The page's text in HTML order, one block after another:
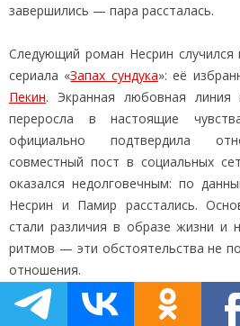
завершились — пара рассталась.
Следующий роман Несрин
сериала «Запах сундука»: её
Пекин. Экранная любовная
переросла в настоящие
официально подтвердила
совместный пост в социальных
оказался недолговечным: по
Несрин и Памир расстались.
стали различия в образе жизни и
ритмов — эти обстоятельства не
отношения.
В мае 2026 года в жизни